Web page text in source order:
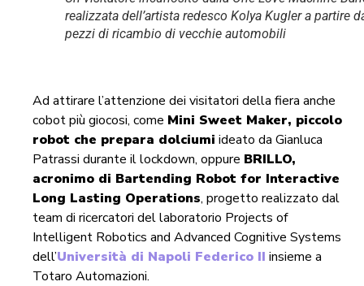
realizzata dell’artista redesco Kolya Kugler a partire
pezzi di ricambio di vecchie automobili
Ad attirare l’attenzione dei visitatori della fiera anche
cobot più giocosi, come Mini Sweet Maker, piccolo
robot che prepara dolciumi ideato da Gianluca
Patrassi durante il lockdown, oppure BRILLO,
acronimo di Bartending Robot for Interactive
Long Lasting Operations, progetto realizzato dal
team di ricercatori del laboratorio Projects of
Intelligent Robotics and Advanced Cognitive Systems
dell’Università di Napoli Federico II insieme a
Totaro Automazioni.